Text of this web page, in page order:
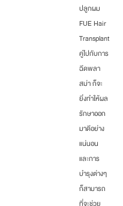
ปลูกผม
FUE Hair
Transplant
คู่ไปกับการ
ฉีดพลา
สม่า ก็จะ
ยิ่งทำให้ผล
รักษาออก
มาดีอย่าง
แน่นอน
และการ
บำรุงต่างๆ
ก็สามารถ
ที่จะช่วย